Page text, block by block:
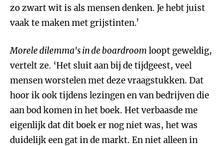
zo zwart wit is als mensen denken. Je hebt juist
vaak te maken met grijstinten.’
Morele dilemma's in de boardroom loopt geweldig,
vertelt ze. ‘Het sluit aan bij de tijdgeest, veel
mensen worstelen met deze vraagstukken. Dat
hoor ik ook tijdens lezingen en van bedrijven die
aan bod komen in het boek. Het verbaasde me
eigenlijk dat dit boek er nog niet was, het was
duidelijk een gat in de markt. En niet alleen in